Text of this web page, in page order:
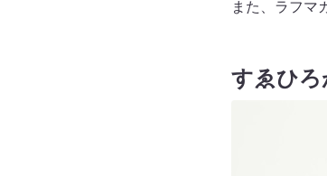
また、ラフマ
すゑひろ